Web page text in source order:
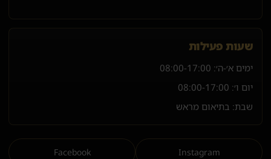
שעות פעילות
ימים א׳-ה׳: 08:00-17:00
יום ו׳: 08:00-17:00
שבת: בתיאום מראש
Instagram
Facebook